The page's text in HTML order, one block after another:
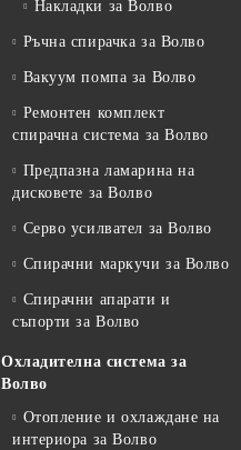
Накладки за Волво
Ръчна спирачка за Волво
Вакуум помпа за Волво
Ремонтен комплект
спирачна система за Волво
Предпазна ламарина на
дисковете за Волво
Серво усилвател за Волво
Спирачни маркучи за Волво
Спирачни апарати и
съпорти за Волво
Охладителна система за
Волво
Отопление и охлаждане на
интериора за Волво